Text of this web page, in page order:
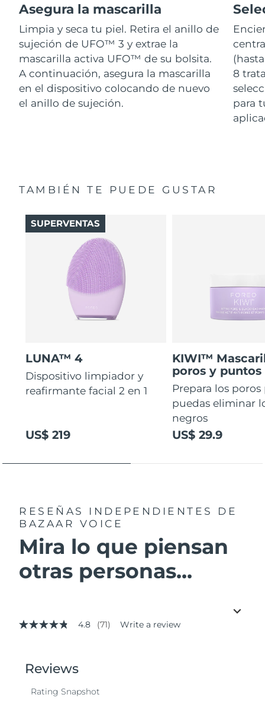
Asegura la mascarilla
Limpia y seca tu piel. Retira el anillo de
sujeción de UFO™ 3 y extrae la
mascarilla activa UFO™ de su bolsita.
A continuación, asegura la mascarilla
en el dispositivo colocando de nuevo
el anillo de sujeción.
8
para
TAMBIÉN TE PUEDE GUSTAR
LUNA™ 4
Dispositivo limpiador y
reafirmante facial 2 en 1
US$ 219
SUPERVENTAS
KIWI™
poros y puntos
Prepara los
puedas eliminar
negros
US$ 29.9
RESEÑAS INDEPENDIENTES
DE
BAZAAR VOICE
Mira lo que piensan
otras personas...
4.8
stars,
average
value.
4.8 (71) Write a review